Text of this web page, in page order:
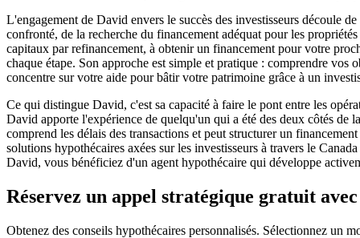
L'engagement de David envers le succès des investisseurs découle
confronté, de la recherche du financement adéquat pour les
capitaux par refinancement, à obtenir un financement pour votre
chaque étape. Son approche est simple et pratique : comprendre
concentre sur votre aide pour bâtir votre patrimoine grâce à un
Ce qui distingue David, c'est sa capacité à faire le pont entre les
David apporte l'expérience de quelqu'un qui a été des deux côtés de
comprend les délais des transactions et peut structurer un
solutions hypothécaires axées sur les investisseurs à travers le
David, vous bénéficiez d'un agent hypothécaire qui développe
Réservez un appel stratégique gratuit
Obtenez des conseils hypothécaires personnalisés. Sélectionnez un